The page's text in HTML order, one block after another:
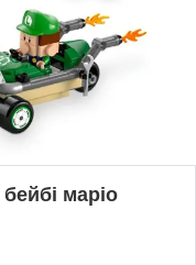
маріо